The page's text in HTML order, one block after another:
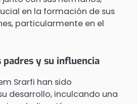
en la formación de sus
particularmente en el
padres y su influencia
Srarfi han sido
desarrollo, inculcando una